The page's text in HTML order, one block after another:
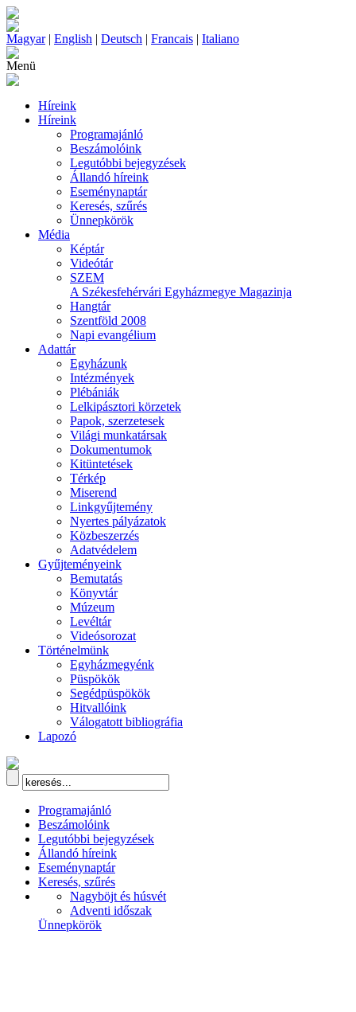
Magyar| English | Deutsch | Francais | Italiano
Menü
Híreink
Híreink
Programajánló
Beszámolóink
Legutóbbi bejegyzések
Állandó híreink
Eseménynaptár
Keresés, szűrés
Ünnepkörök
Média
Képtár
Videótár
SZEM
A Székesfehérvári Egyházmegye Magazinja
Hangtár
Szentföld 2008
Napi evangélium
Adattár
Egyházunk
Intézmények
Plébániák
Lelkipásztori körzetek
Papok, szerzetesek
Világi munkatársak
Dokumentumok
Kitüntetések
Térkép
Miserend
Linkgyűjtemény
Nyertes pályázatok
Közbeszerzés
Adatvédelem
Gyűjteményeink
Bemutatás
Könyvtár
Múzeum
Levéltár
Videósorozat
Történelmünk
Egyházmegyénk
Püspökök
Segédpüspökök
Hitvallóink
Válogatott bibliográfia
Lapozó
Programajánló
Beszámolóink
Legutóbbi bejegyzések
Állandó híreink
Eseménynaptár
Keresés, szűrés
Nagyböjt és húsvét
Adventi időszak
Ünnepkörök